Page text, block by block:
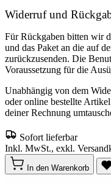
Widerruf und
Für Rückgaben bitten wir
und das Paket an die auf
zurückzusenden. Die
Voraussetzung für die
Unabhängig von dem
oder online bestellte
deiner Rechnung
Sofort lieferbar
Inkl. MwSt., exkl.
In den Warenkorb